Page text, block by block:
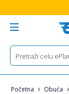
Početna Obuća